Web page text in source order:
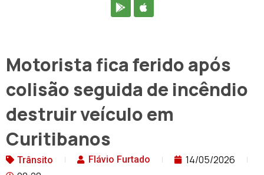
Motorista fica ferido após
colisão seguida de incêndio
destruir veículo em
Curitibanos
Trânsito Flávio Furtado
14/05/2026